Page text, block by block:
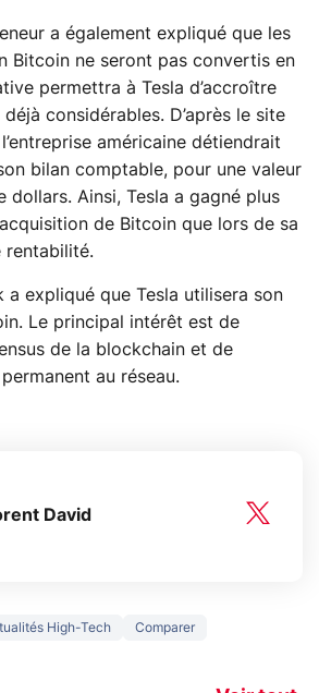
a également expliqué que les
Bitcoin ne seront pas convertis en
permettra à Tesla d’accroître
considérables. D’après le site
américaine détiendrait
bilan comptable, pour une valeur
dollars. Ainsi, Tesla a gagné plus
de Bitcoin que lors de sa
rentabilité.
a expliqué que Tesla utilisera son
Le principal intérêt est de
de la blockchain et de
au réseau.
David
High-Tech Comparer
1 pour
L'AOC
5